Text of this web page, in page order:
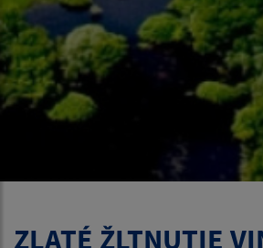
ZLATÉ ŽLTNUTIE